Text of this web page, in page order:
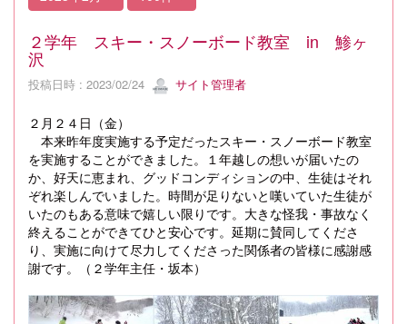
２学年 スキー・スノーボード教室 in 鯵ヶ
沢
投稿日時 : 2023/02/24 サイト管理者
２月２４日（金）
本来昨年度実施する予定だったスキー・スノーボード教室
を実施することができました。１年越しの想いが届いたの
か、好天に恵まれ、グッドコンディションの中、生徒はそれ
ぞれ楽しんでいました。時間が足りないと嘆いていた生徒が
いたのもある意味で嬉しい限りです。大きな怪我・事故なく
終えることができてひと安心です。延期に賛同してくださ
り、実施に向けて尽力してくださった関係者の皆様に感謝感
謝です。（２学年主任・坂本）